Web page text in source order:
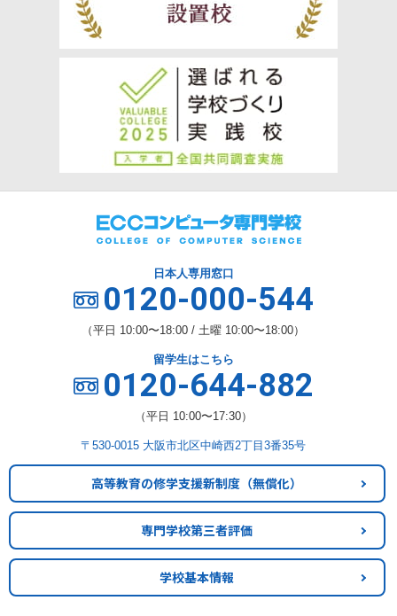
日本人専用窓口
0120-000-544
（平日 10:00〜18:00 / 土曜 10:00〜18:00）
留学生はこちら
0120-644-882
（平日 10:00〜17:30）
〒530-0015 大阪市北区中崎西2丁目3番35号
高等教育の修学支援新制度 （無償化）
専門学校第三者評価
学校基本情報